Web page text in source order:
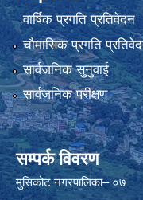
वार्षिक प्रगति प्रतिवेदन
चौमासिक प्रगति
सार्वजनिक सुनुवाई
सार्वजनिक परीक्षण
सम्पर्क विवरण
मुसिकोट नगरपालिका– ०७